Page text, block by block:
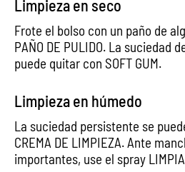
Limpieza en seco
Frote el bolso con un paño de
PAÑO DE PULIDO. La suciedad
puede quitar con SOFT GUM.
Limpieza en húmedo
La suciedad persistente se
CREMA DE LIMPIEZA. Ante
importantes, use el spray